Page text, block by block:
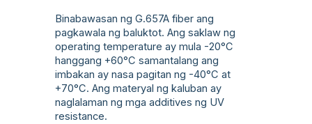
Binabawasan ng G.657A fiber ang
pagkawala ng baluktot. Ang saklaw ng
operating temperature ay mula -20°C
hanggang +60°C samantalang ang
imbakan ay nasa pagitan ng -40°C at
+70°C. Ang materyal ng kaluban ay
naglalaman ng mga additives ng UV
resistance.